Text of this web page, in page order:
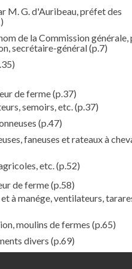
M. G. d'Auribeau, préfet des
de la Commission générale,
secrétaire-général(p.7)
de ferme(p.37)
semoirs, etc. (p.37)
(p.47)
faneuses et rateaux à
etc. (p.52)
de ferme(p.58)
à manége, ventilateurs,
moulins de fermes (p.65)
divers (p.69)